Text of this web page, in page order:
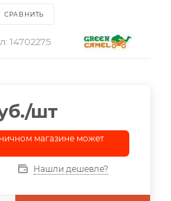
СРАВНИТЬ
14702275
/шт
магазине может
Нашли дешевле?